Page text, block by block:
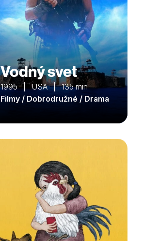
Vodný svet
1995 | USA | 135 min
Filmy / Dobrodružné / Drama